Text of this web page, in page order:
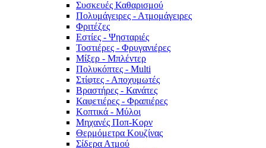
Συσκευές Καθαρισμού
Πολυμάγειρες - Ατμομάγειρες
Φριτέζες
Εστίες - Ψησταριές
Τοστιέρες - Φρυγανιέρες
Μίξερ - Μπλέντερ
Πολυκόπτες - Multi
Στίφτες - Αποχυμωτές
Βραστήρες - Κανάτες
Καφετιέρες - Φραπιέρες
Κοπτικά - Μύλοι
Μηχανές Ποπ-Κορν
Θερμόμετρα Κουζίνας
Σίδερα Ατμού